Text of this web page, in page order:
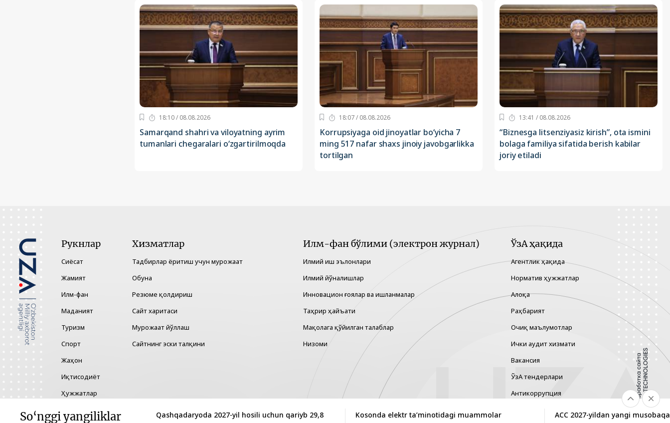
18:10 / 08.08.2026
Samarqand shahri va viloyatning ayrim
tumanlari chegaralari o‘zgartirilmoqda
18:07 / 08.08.2026
Korrupsiyaga oid jinoyatlar bo‘yicha 7
ming 517 nafar shaxs jinoiy javobgarlikka
tortilgan
13:41 / 08.08.2026
“Biznesga litsenziyasiz kirish”, ota ismini
bolaga familiya sifatida berish kabilar
joriy etiladi
So‘nggi yangiliklar
Qashqadaryoda 2027-yil hosili uchun qariyb 29,8
Kosonda elektr ta’minotidagi muammolar
ACC 2027-yildan yangi
Рукнлар
Сиёсат
Жамият
Илм-фан
Маданият
Туризм
Спорт
Жаҳон
Иқтисодиёт
Ҳужжатлар
Технология
Хизматлар
Тадбирлар ёритиш учун мурожаат
Обуна
Резюме қолдириш
Сайт харитаси
Мурожаат йўллаш
Сайтнинг эски талқини
Илм-фан бўлими (электрон журнал)
Илмий иш эълонлари
Илмий йўналишлар
Инновацион ғоялар ва ишланмалар
Таҳрир ҳайъати
Мақолага қўйилган талаблар
Низоми
ЎзА ҳақида
Агентлик ҳақида
Норматив ҳужжатлар
Алоқа
Раҳбарият
Очиқ маълумотлар
Ички аудит хизмати
Вакансия
ЎзА тендерлари
Антикоррупция
Гендер тенглик